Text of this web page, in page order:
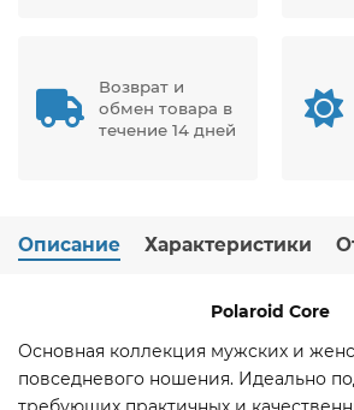
Возврат и
обмен товара в
течение 14 дней
Описание Характеристики
Polaroid Core
Основная коллекция мужских и
повседневого ношения. Идеально